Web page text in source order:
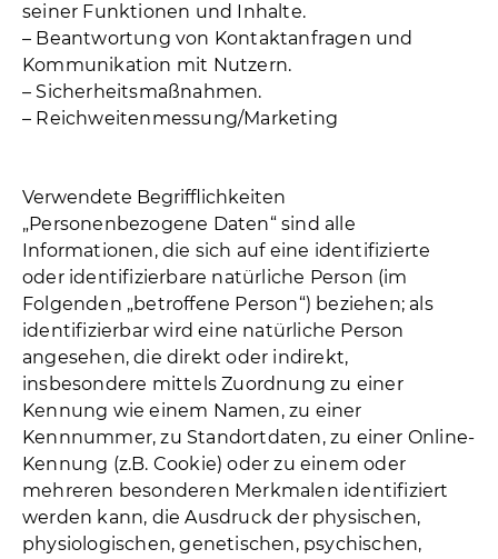
seiner Funktionen und Inhalte.
– Beantwortung von Kontaktanfragen und
Kommunikation mit Nutzern.
– Sicherheitsmaßnahmen.
– Reichweitenmessung/Marketing
Verwendete Begrifflichkeiten
„Personenbezogene Daten“ sind alle
Informationen, die sich auf eine identifizierte
oder identifizierbare natürliche Person (im
Folgenden „betroffene Person“) beziehen; als
identifizierbar wird eine natürliche Person
angesehen, die direkt oder indirekt,
insbesondere mittels Zuordnung zu einer
Kennung wie einem Namen, zu einer
Kennnummer, zu Standortdaten, zu einer Online-
Kennung (z.B. Cookie) oder zu einem oder
mehreren besonderen Merkmalen identifiziert
werden kann, die Ausdruck der physischen,
physiologischen, genetischen, psychischen,